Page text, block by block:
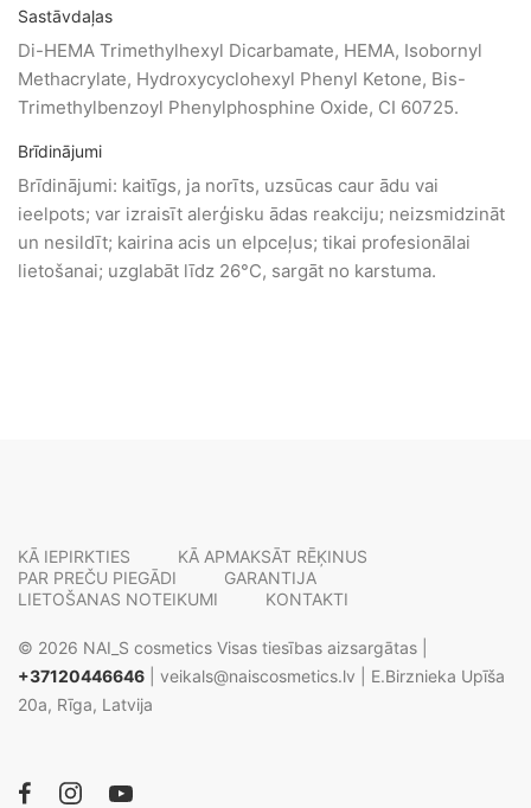
Sastāvdaļas
Di-HEMA Trimethylhexyl Dicarbamate, HEMA, Isobornyl
Methacrylate, Hydroxycyclohexyl Phenyl Ketone, Bis-
Trimethylbenzoyl Phenylphosphine Oxide, CI 60725.
Brīdinājumi
Brīdinājumi: kaitīgs, ja norīts, uzsūcas caur ādu vai
ieelpots; var izraisīt alerģisku ādas reakciju; neizsmidzināt
un nesildīt; kairina acis un elpceļus; tikai profesionālai
lietošanai; uzglabāt līdz 26°C, sargāt no karstuma.
KĀ IEPIRKTIES
KĀ APMAKSĀT RĒĶINUS
PAR PREČU PIEGĀDI
GARANTIJA
LIETOŠANAS NOTEIKUMI
KONTAKTI
© 2026 NAI_S cosmetics Visas tiesības aizsargātas |
+37120446646
veikals@naiscosmetics.lv | E.Birznieka Upīša
20a, Rīga, Latvija